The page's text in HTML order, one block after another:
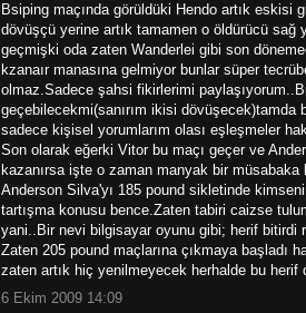
Bsiping maçında görüldüki Hendo artık eskisi
dövüşçü yerine artık tamamen o öldürücü sağ
geçmişki oda zaten Wanderlei gibi son
kzanaır manasına gelmiyor bunlar süper
olmaz.Sadece şahsi fikirlerimi
geçebilecekmi(sanırım ikisi
sadece kişisel yorumlarım olası eşleşmeler
Son olarak eğerki Vitor bu maçı geçer ve
kazanırsa işte o zaman manyak bir
Anderson Silva'yı 185 pound sikletinde
tartışma konusu bence.Zaten tabiri caizse
yani..Bir nevi bilgisayar oyunu gibi; herif bitirdi
Zaten 205 pound maçlarına çıkmaya başladı
zaten artık hiç yenilmeyecek herhalde bu herif
6 Ekim 2009 14:09